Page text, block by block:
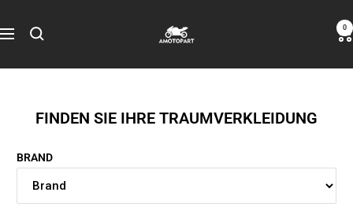
Inhalt
Navigation
Amotopart 0
FINDEN SIE IHRE TRAUMVERKLEIDUNG
BRAND